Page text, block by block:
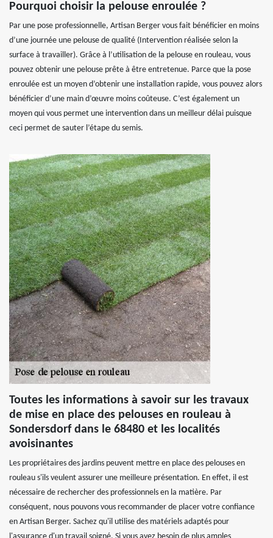
Pourquoi choisir la pelouse enroulée ?
Par une pose professionnelle, Artisan Berger vous fait bénéficier en moins
d’une journée une pelouse de qualité (Intervention réalisée selon la
surface à travailler). Grâce à l’utilisation de la pelouse en rouleau, vous
pouvez obtenir une pelouse prête à être entretenue. Parce que la pose
enroulée est un moyen d’obtenir une installation rapide, vous pouvez alors
bénéficier d’une main d’œuvre moins coûteuse. C’est également un
moyen qui vous permet une intervention dans un meilleur délai puisque
ceci permet de sauter l’étape du semis.
Toutes les informations à savoir sur les travaux
de mise en place des pelouses en rouleau à
Sondersdorf dans le 68480 et les localités
avoisinantes
Les propriétaires des jardins peuvent mettre en place des pelouses en
rouleau s'ils veulent assurer une meilleure présentation. En effet, il est
nécessaire de rechercher des professionnels en la matière. Par
conséquent, nous pouvons vous recommander de placer votre confiance
en Artisan Berger. Sachez qu'il utilise des matériels adaptés pour